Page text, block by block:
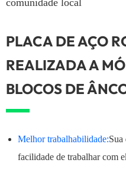
comunidade local
PLACA DE AÇO
REALIZADA A
BLOCOS DE
Melhor trabalhabilidade:Sua
facilidade de trabalhar com